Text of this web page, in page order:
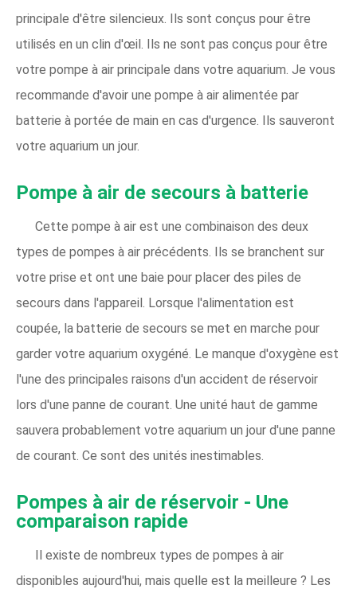
principale d'être silencieux. Ils sont conçus pour être
utilisés en un clin d'œil. Ils ne sont pas conçus pour être
votre pompe à air principale dans votre aquarium. Je vous
recommande d'avoir une pompe à air alimentée par
batterie à portée de main en cas d'urgence. Ils sauveront
votre aquarium un jour.
Pompe à air de secours à batterie
Cette pompe à air est une combinaison des deux
types de pompes à air précédents. Ils se branchent sur
votre prise et ont une baie pour placer des piles de
secours dans l'appareil. Lorsque l'alimentation est
coupée, la batterie de secours se met en marche pour
garder votre aquarium oxygéné. Le manque d'oxygène est
l'une des principales raisons d'un accident de réservoir
lors d'une panne de courant. Une unité haut de gamme
sauvera probablement votre aquarium un jour d'une panne
de courant. Ce sont des unités inestimables.
Pompes à air de réservoir - Une
comparaison rapide
Il existe de nombreux types de pompes à air
disponibles aujourd'hui, mais quelle est la meilleure ? Les